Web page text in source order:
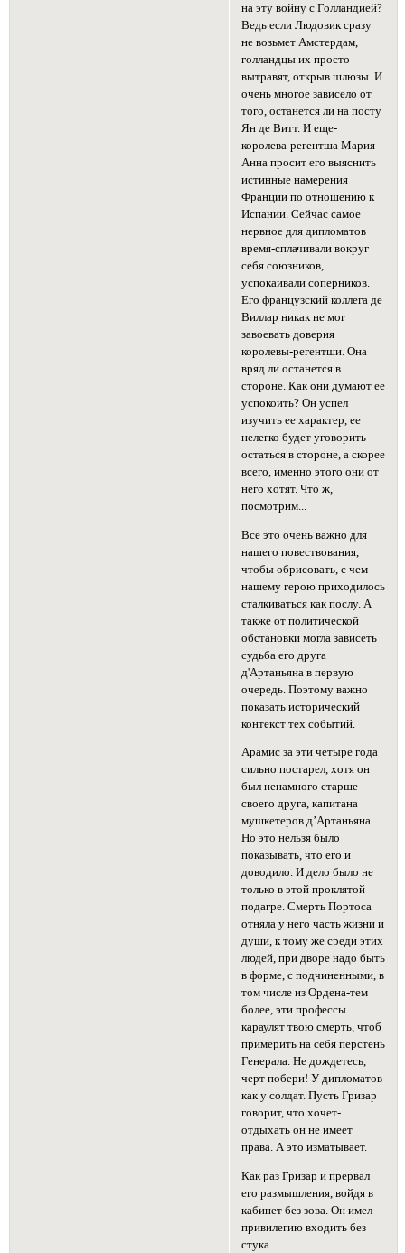
на эту войну с Голландией?
Ведь если Людовик сразу
не возьмет Амстердам,
голландцы их просто
вытравят, открыв шлюзы. И
очень многое зависело от
того, останется ли на посту
Ян де Витт. И еще-
королева-регентша Мария
Анна просит его выяснить
истинные намерения
Франции по отношению к
Испании. Сейчас самое
нервное для дипломатов
время-сплачивали вокруг
себя союзников,
успокаивали соперников.
Его французский коллега де
Виллар никак не мог
завоевать доверия
королевы-регентши. Она
вряд ли останется в
стороне. Как они думают ее
успокоить? Он успел
изучить ее характер, ее
нелегко будет уговорить
остаться в стороне, а скорее
всего, именно этого они от
него хотят. Что ж,
посмотрим...
Все это очень важно для
нашего повествования,
чтобы обрисовать, с чем
нашему герою приходилось
сталкиваться как послу. А
также от политической
обстановки могла зависеть
судьба его друга
д'Артаньяна в первую
очередь. Поэтому важно
показать исторический
контекст тех событий.
Арамис за эти четыре года
сильно постарел, хотя он
был ненамного старше
своего друга, капитана
мушкетеров д’Артаньяна.
Но это нельзя было
показывать, что его и
доводило. И дело было не
только в этой проклятой
подагре. Смерть Портоса
отняла у него часть жизни и
души, к тому же среди этих
людей, при дворе надо быть
в форме, с подчиненными, в
том числе из Ордена-тем
более, эти профессы
караулят твою смерть, чтоб
примерить на себя перстень
Генерала. Не дождетесь,
черт побери! У дипломатов
как у солдат. Пусть Гризар
говорит, что хочет-
отдыхать он не имеет
права. А это изматывает.
Как раз Гризар и прервал
его размышления, войдя в
кабинет без зова. Он имел
привилегию входить без
стука.